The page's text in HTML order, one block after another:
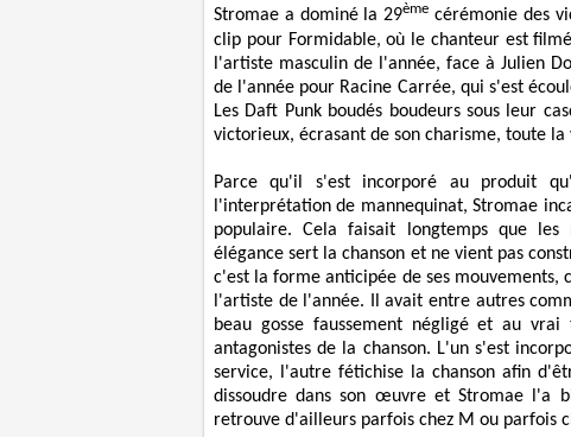
Stromae a dominé la 29ème cérémonie des
clip pour Formidable, où le chanteur est
l'artiste masculin de l'année, face à Julien
de l'année pour Racine Carrée, qui s'est
Les Daft Punk boudés boudeurs sous leur
victorieux, écrasant de son charisme, toute
Parce qu'il s'est incorporé au produit
l'interprétation de mannequinat, Stromae
populaire. Cela faisait longtemps que les
élégance sert la chanson et ne vient pas
c'est la forme anticipée de ses mouvements,
l'artiste de l'année. Il avait entre autres
beau gosse faussement négligé et au vrai
antagonistes de la chanson. L'un s'est
service, l'autre fétichise la chanson afin
dissoudre dans son œuvre et Stromae l'a
retrouve d'ailleurs parfois chez M ou parfois